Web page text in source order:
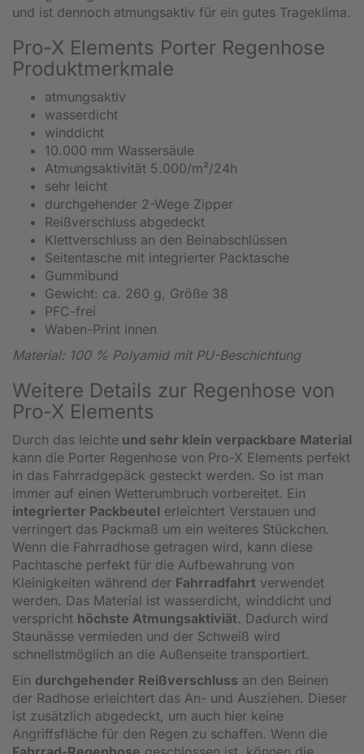
und ist dennoch atmungsaktiv für ein gutes Trageklima.
Pro-X Elements Porter Regenhose
Produktmerkmale
atmungsaktiv
wasserdicht
winddicht
10.000 mm Wassersäule
Atmungsaktivität 5.000/m²/24h
sehr leicht
durchgehender 2-Wege Zipper
Reißverschluss abgedeckt
Klettverschluss an den Beinabschlüssen
Seitentasche mit integrierter Packtasche
Gummibund
Gewicht: ca. 260 g, Größe 38
PFC-frei
Waben-Print innen
Material: 100 % Polyamid mit PU-Beschichtung
Weitere Details zur Regenhose von
Pro-X Elements
Durch das leichte und sehr klein verpackbare Material
kann die Porter Regenhose von Pro-X Elements perfekt
in das Fahrradgepäck gesteckt werden. So ist man
immer auf einen Wetterumbruch vorbereitet. Ein
integrierter Packbeutel erleichtert Verstauen und
verringert das Packmaß um ein weiteres Stückchen.
Wenn die Fahrradhose getragen wird, kann diese
Pachtasche perfekt für die Aufbewahrung von
Kleinigkeiten während der Fahrradfahrt verwendet
werden. Das Material ist wasserdicht, winddicht und
verspricht höchste Atmungsaktiviät. Dadurch wird
Staunässe vermieden und der Schweiß wird
schnellstmöglich an die Außenseite transportiert.
Ein durchgehender Reißverschluss an den Beinen
der Radhose erleichtert das An- und Ausziehen. Dieser
ist zusätzlich abgedeckt, um auch hier keine
Angriffsfläche für den Regen zu schaffen. Wenn die